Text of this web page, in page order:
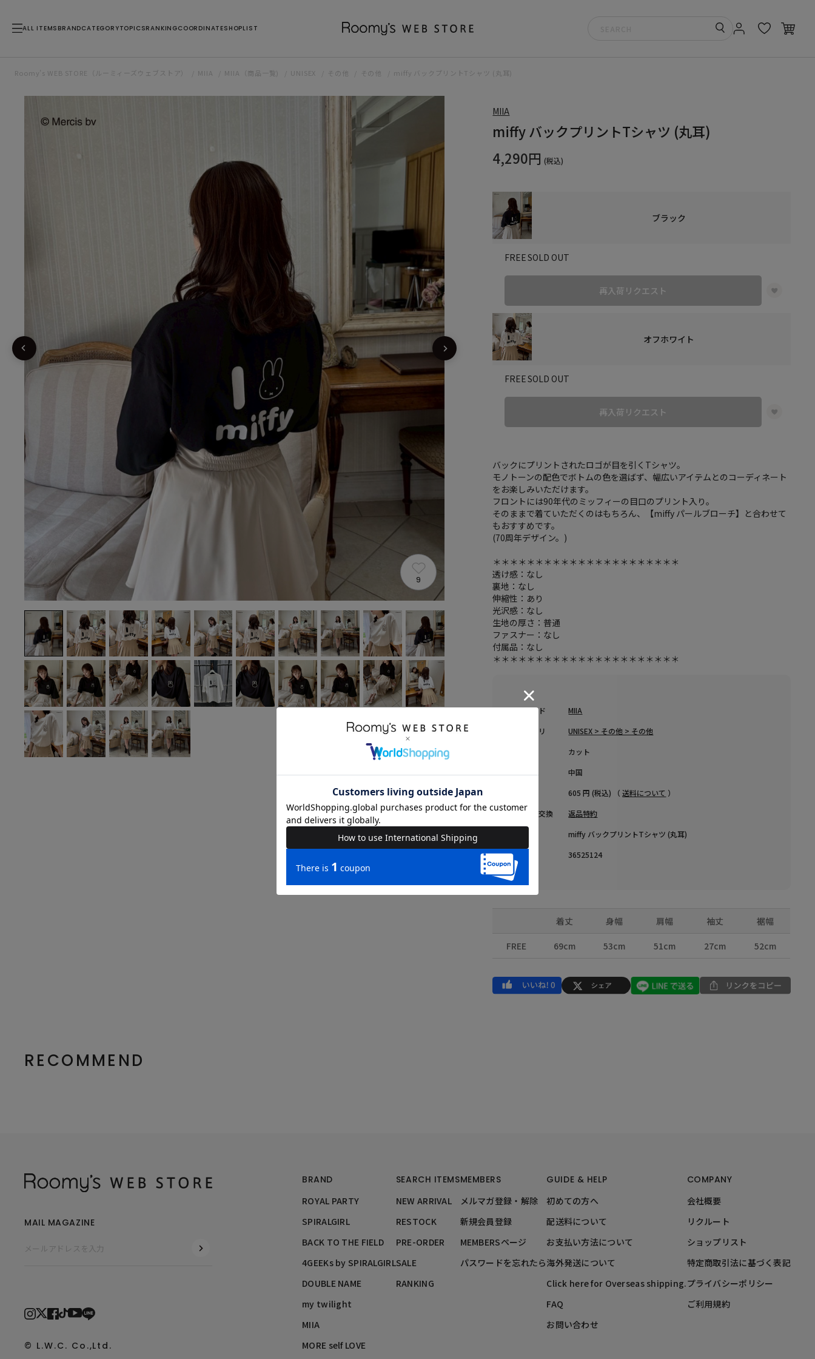
ALL ITEMS BRANDCATEGORYTOPICSRANKINGCOORDINATESHOPLIST
Roomy’s WEB STORE（ルーミィーズウェブストア） MIIA MIIA（商品一覧) UNISEX その他 その他 miffy バックプリントTシャツ (丸耳)
9
MIIA
miffy バックプリントTシャツ (丸耳)
4,290円 (税込)
ブラック
FREESOLD OUT
再入荷リクエスト
オフホワイト
FREESOLD OUT
再入荷リクエスト
バックにプリントされたロゴが目を引くTシャツ。
モノトーンの配色でボトムの色を選ばず、幅広いアイテムとのコーディネート
をお楽しみいただけます。
フロントには90年代のミッフィーの目口のプリント入り。
そのままで着ていただくのはもちろん、【miffy パールブローチ】と合わせて
もおすすめです。
(70周年デザイン。)
＊＊＊＊＊＊＊＊＊＊＊＊＊＊＊＊＊＊＊＊＊＊
透け感：なし
裏地：なし
伸縮性：あり
光沢感：なし
生地の厚さ：普通
ファスナー：なし
付属品：なし
＊＊＊＊＊＊＊＊＊＊＊＊＊＊＊＊＊＊＊＊＊＊
ブランド
MIIA
カテゴリ
UNISEX > その他 > その他
カット
中国
605 円 (税込) （送料について ）
返品・交換
返品特約
miffy バックプリントTシャツ (丸耳)
36525124
着丈 身幅 肩幅 袖丈 裾幅
FREE 69cm 53cm 51cm 27cm 52cm
RECOMMEND
BRAND
ROYAL PARTY
SPIRALGIRL
BACK TO THE FIELD
4GEEKs by SPIRALGIRL
DOUBLE NAME
my twilight
MIIA
MORE self LOVE
SEARCH ITEMS
NEW ARRIVAL
RESTOCK
PRE-ORDER
SALE
RANKING
MEMBERS
メルマガ登録・解除
新規会員登録
MEMBERSページ
パスワードを忘れたら
GUIDE & HELP
初めての方へ
配送料について
お支払い方法について
海外発送について
Click here for Overseas shipping.
FAQ
お問い合わせ
COMPANY
会社概要
リクルート
ショップリスト
特定商取引法に基づく表記
プライバシーポリシー
ご利用規約
MAIL MAGAZINE
© L.W.C. Co.,Ltd.